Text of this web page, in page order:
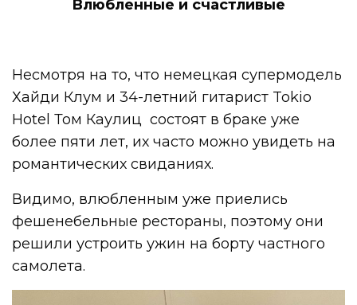
Влюбленные и счастливые
Несмотря на то, что немецкая супермодель
Хайди Клум и 34-летний гитарист Tokio
Hotel Том Каулиц состоят в браке уже
более пяти лет, их часто можно увидеть на
романтических свиданиях.
Видимо, влюбленным уже приелись
фешенебельные рестораны, поэтому они
решили устроить ужин на борту частного
самолета.